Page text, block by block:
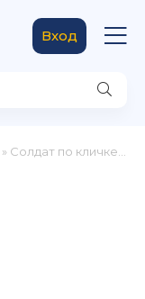
Вход
» Солдат по кличке Рекс (2026)